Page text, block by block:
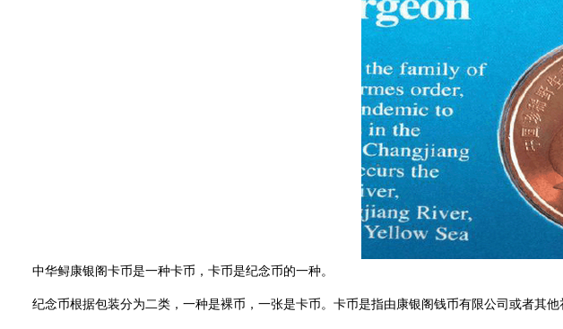
中华鲟康银阁卡币是一种卡币，卡币是纪念币的一种。
纪念币根据包装分为二类，一种是裸币，一张是卡币。卡币是指由康银阁钱币有限公司或者其他